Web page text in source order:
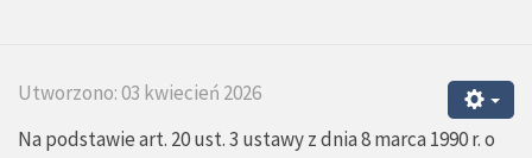
Utworzono: 03 kwiecień 2026
Na podstawie art. 20 ust. 3 ustawy z dnia 8 marca 1990 r. o